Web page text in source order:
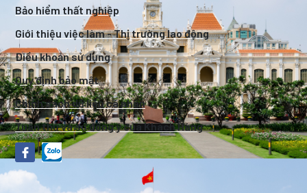
Bảo hiểm thất nghiệp
Giới thiệu việc làm - Thị trường lao động
Điều khoản sử dụng
Quy định bảo mật
Chính sách dữ liệu cá nhân
Tuân thủ và sự đồng ý của Khách Hàng